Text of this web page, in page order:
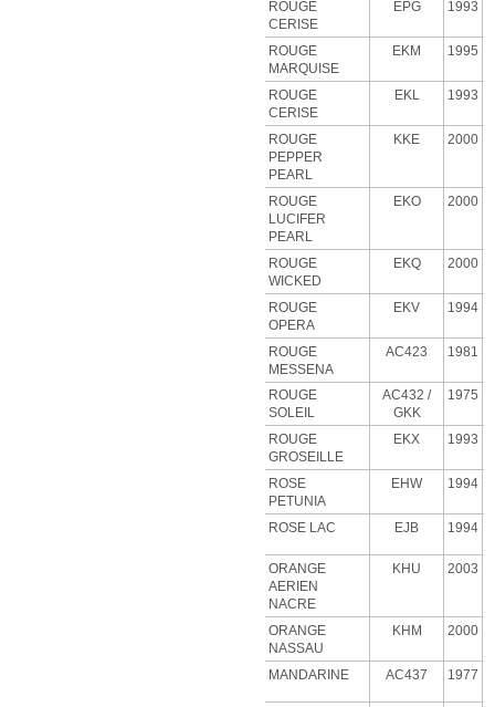
ROUGE
CERISE
EPG 1993
ROUGE
MARQUISE
EKM 1995
ROUGE
CERISE
EKL 1993
ROUGE
PEPPER
PEARL
KKE 2000
ROUGE
LUCIFER
PEARL
EKO 2000
ROUGE
WICKED
EKQ 2000
ROUGE
OPERA
EKV 1994
ROUGE
MESSENA
AC423 1981
ROUGE
SOLEIL
AC432 /
GKK
1975
ROUGE
GROSEILLE
EKX 1993
ROSE
PETUNIA
EHW 1994
ROSE LAC EJB 1994
ORANGE
AERIEN
NACRE
KHU 2003
ORANGE
NASSAU
KHM 2000
MANDARINE AC437 1977